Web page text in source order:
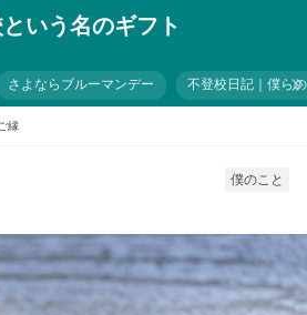
いう名のギフト
さよならブルーマンデー 不登校日記｜僕ら
縁
僕のこと